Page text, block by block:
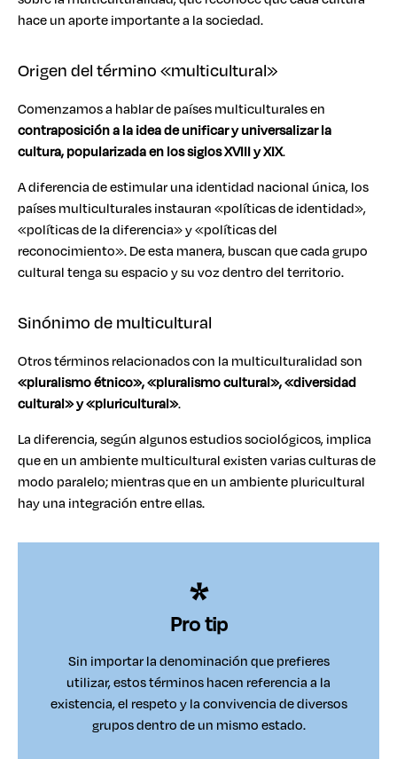
hace un aporte importante a la sociedad.
Origen del término «multicultural»
Comenzamos a hablar de países multiculturales en
contraposición a la idea de unificar y universalizar la
cultura, popularizada en los siglos XVIII y XIX.
A diferencia de estimular una identidad nacional única, los
países multiculturales instauran «políticas de identidad»,
«políticas de la diferencia» y «políticas del
reconocimiento». De esta manera, buscan que cada grupo
cultural tenga su espacio y su voz dentro del territorio.
Sinónimo de multicultural
Otros términos relacionados con la multiculturalidad son
«pluralismo étnico», «pluralismo cultural», «diversidad
cultural» y «pluricultural».
La diferencia, según algunos estudios sociológicos, implica
que en un ambiente multicultural existen varias culturas de
modo paralelo; mientras que en un ambiente pluricultural
hay una integración entre ellas.
Pro tip
Sin importar la denominación que prefieres
utilizar, estos términos hacen referencia a la
existencia, el respeto y la convivencia de diversos
grupos dentro de un mismo estado.